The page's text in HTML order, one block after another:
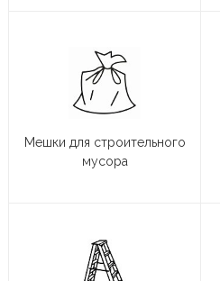
Мешки для строительного
мусора